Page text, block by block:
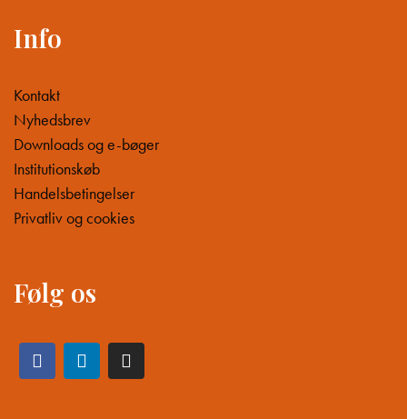
Info
Kontakt
Nyhedsbrev
Downloads og e-bøger
Institutionskøb
Handelsbetingelser
Privatliv og cookies
Følg os